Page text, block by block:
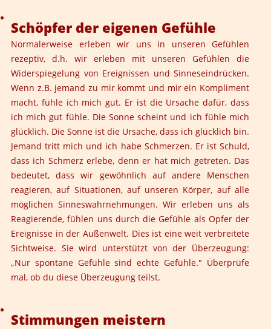
Schöpfer der eigenen Gefühle
Normalerweise erleben wir uns in unseren Gefühlen
rezeptiv, d.h. wir erleben mit unseren Gefühlen die
Widerspiegelung von Ereignissen und Sinneseindrücken.
Wenn z.B. jemand zu mir kommt und mir ein Kompliment
macht, fühle ich mich gut. Er ist die Ursache dafür, dass
ich mich gut fühle. Die Sonne scheint und ich fühle mich
glücklich. Die Sonne ist die Ursache, dass ich glücklich bin.
Jemand tritt mich und ich habe Schmerzen. Er ist Schuld,
dass ich Schmerz erlebe, denn er hat mich getreten. Das
bedeutet, dass wir gewöhnlich auf andere Menschen
reagieren, auf Situationen, auf unseren Körper, auf alle
möglichen Sinneswahrnehmungen. Wir erleben uns als
Reagierende, fühlen uns durch die Gefühle als Opfer der
Ereignisse in der Außenwelt. Dies ist eine weit verbreitete
Sichtweise. Sie wird unterstützt von der Überzeugung:
„Nur spontane Gefühle sind echte Gefühle." Überprüfe
mal, ob du diese Überzeugung teilst.
Stimmungen meistern